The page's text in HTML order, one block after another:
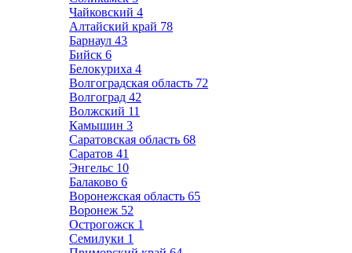
Чайковский 4
Алтайский край 78
Барнаул 43
Бийск 6
Белокуриха 4
Волгоградская область 72
Волгоград 42
Волжский 11
Камышин 3
Саратовская область 68
Саратов 41
Энгельс 10
Балаково 6
Воронежская область 65
Воронеж 52
Острогожск 1
Семилуки 1